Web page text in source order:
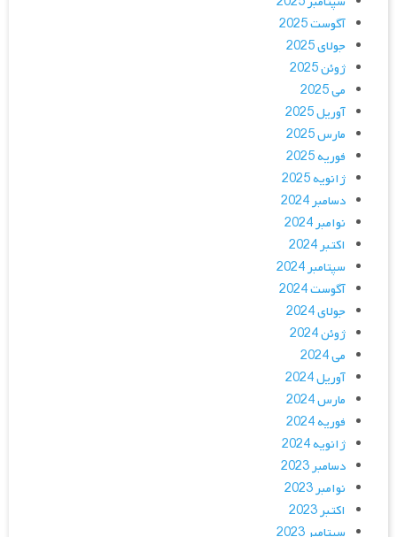
آگوست 2025
جولای 2025
ژوئن 2025
می 2025
آوریل 2025
مارس 2025
فوریه 2025
ژانویه 2025
دسامبر 2024
نوامبر 2024
اکتبر 2024
سپتامبر 2024
آگوست 2024
جولای 2024
ژوئن 2024
می 2024
آوریل 2024
مارس 2024
فوریه 2024
ژانویه 2024
دسامبر 2023
نوامبر 2023
اکتبر 2023